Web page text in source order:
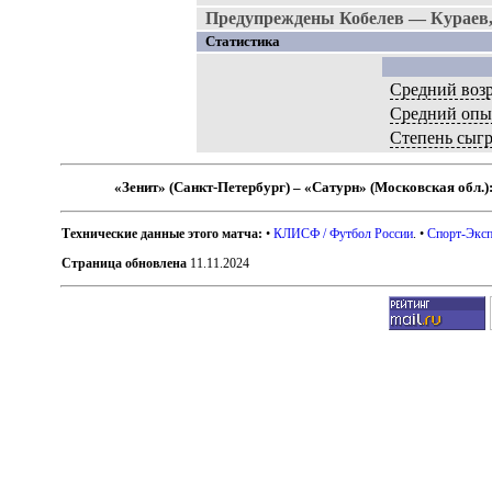
Предупреждены Кобелев —
Статистика
Средний
Средний
Степень
«Зенит» (Санкт-Петербург) – «Сатурн» (Московская
Технические данные этого матча: •КЛИСФ / Футбол России . •Спорт-
Страница обновлена 11.11.2024